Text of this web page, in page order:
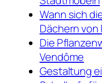
Wann sich
Dächern von
Die
Vendôme
Gestaltung